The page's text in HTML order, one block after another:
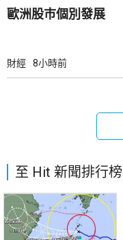
歐洲股巿個別發展
財經 8小時前
至 Hit 新聞排行榜